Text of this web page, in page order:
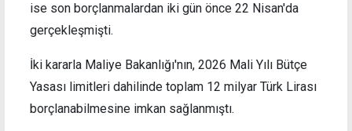
ise son borçlanmalardan iki gün önce 22 Nisan'da
gerçekleşmişti.
İki kararla Maliye Bakanlığı'nın, 2026 Mali Yılı Bütçe
Yasası limitleri dahilinde toplam 12 milyar Türk Lirası
borçlanabilmesine imkan sağlanmıştı.